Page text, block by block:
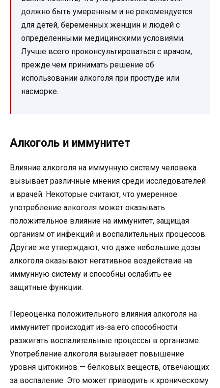
должно быть умеренным и не рекомендуется
для детей, беременных женщин и людей с
определенными медицинскими условиями.
Лучше всего проконсультироваться с врачом,
прежде чем принимать решение об
использовании алкоголя при простуде или
насморке.
Алкоголь и иммунитет
Влияние алкоголя на иммунную систему человека
вызывает различные мнения среди исследователей
и врачей. Некоторые считают, что умеренное
употребление алкоголя может оказывать
положительное влияние на иммунитет, защищая
организм от инфекций и воспалительных процессов.
Другие же утверждают, что даже небольшие дозы
алкоголя оказывают негативное воздействие на
иммунную систему и способны ослабить ее
защитные функции.
Переоценка положительного влияния алкоголя на
иммунитет происходит из-за его способности
разжигать воспалительные процессы в организме.
Употребление алкоголя вызывает повышение
уровня цитокинов — белковых веществ, отвечающих
за воспаление. Это может приводить к хроническому